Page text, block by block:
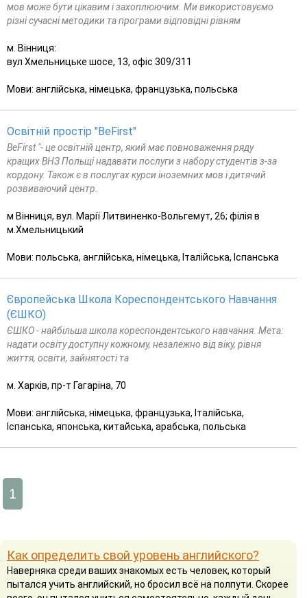
мов може бути цікавим і захоплюючим. Ми використовуємо
різні сучасні методики та програми відповідні рівням
м. Вінниця:
вул Хмельницьке шосе, 13, офіс 309/311
Мови: англійська, німецька, французька, польська
Освітній простір "BeFirst"
BeFirst "- це освітній центр, який має повноваження ряду
кращих ВНЗ Польщі надавати послуги з набору студентів з-за
кордону. Також є в послугах курси іноземних мов і дитячий
розвиваючий центр.
м Вінниця, вул. Марії Литвиненко-Вольгемут, 26; філія в
м.Хмельницький
Мови: польська, англійська, німецька, Італійська, Іспанська
Європейська Школа Кореспондентського Навчання
(ЄШКО)
ЄШКО - найбільша школа кореспондентського навчання. Мета:
надати освіту доступну кожному, незалежно від віку, рівня
життя, освіти, зайнятості та
м. Харків, пр-т Гагаріна, 70
Мови: англійська, німецька, французька, Італійська,
Іспанська, японська, китайська, арабська, польська
1
Как определить свой уровень английского?
Наверняка среди ваших знакомых есть человек, который
пытался учить английский, но бросил всё на полпути. Скорее